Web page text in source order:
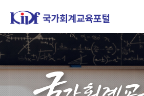
홈페이지가 새롭게 개편되었습니다.
한국조세재정연구원홈페이지가 새